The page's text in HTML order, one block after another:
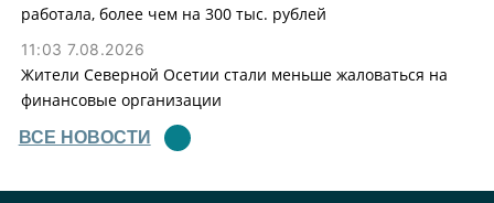
работала, более чем на 300 тыс. рублей
11:03 7.08.2026
Жители Северной Осетии стали меньше жаловаться на
финансовые организации
ВСЕ НОВОСТИ